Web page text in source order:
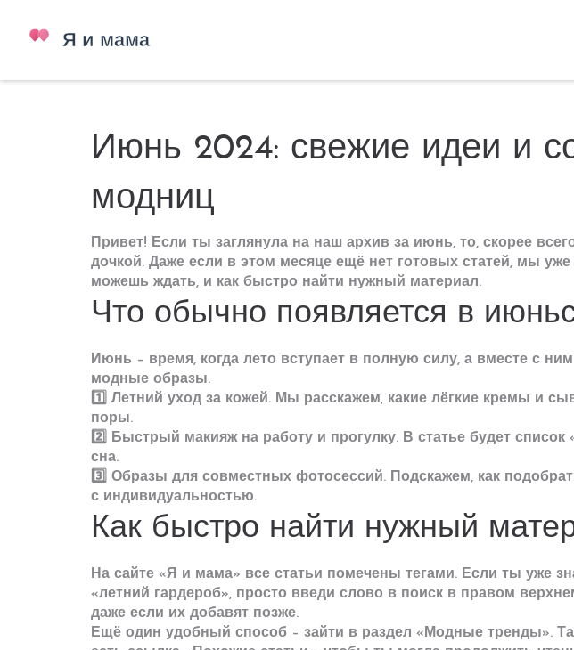
Июнь 2024: свежие идеи и
модниц
Привет! Если ты заглянула на наш архив за июнь, то, скорее
дочкой. Даже если в этом месяце ещё нет готовых статей, мы
можешь ждать, и как быстро найти нужный материал.
Что обычно появляется в
Июнь – время, когда лето вступает в полную силу, а вместе с
модные образы.
1️⃣ Летний уход за кожей. Мы расскажем, какие лёгкие кремы и
поры.
2️⃣
Быстрый макияж на работу и прогулку. В статье будет
сна.
3️⃣ Образы для совместных фотосессий. Подскажем, как
с индивидуальностью.
Как быстро найти нужный
На сайте «Я и мама» все статьи помечены тегами. Если ты уже
«летний гардероб», просто введи слово в поиск в правом
даже если их добавят позже.
Ещё один удобный способ – зайти в раздел «Модные тренды».